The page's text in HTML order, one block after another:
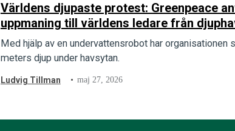
Världens djupaste protest: Greenpeace
uppmaning till världens ledare från
Med hjälp av en undervattensrobot har
meters djup under havsytan.
Ludvig Tillman maj 27, 2026